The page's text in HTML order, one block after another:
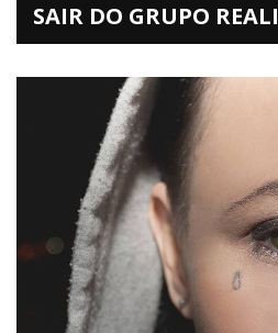
SAIR DO GRUPO